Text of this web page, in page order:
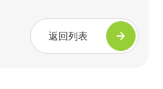
返回列表